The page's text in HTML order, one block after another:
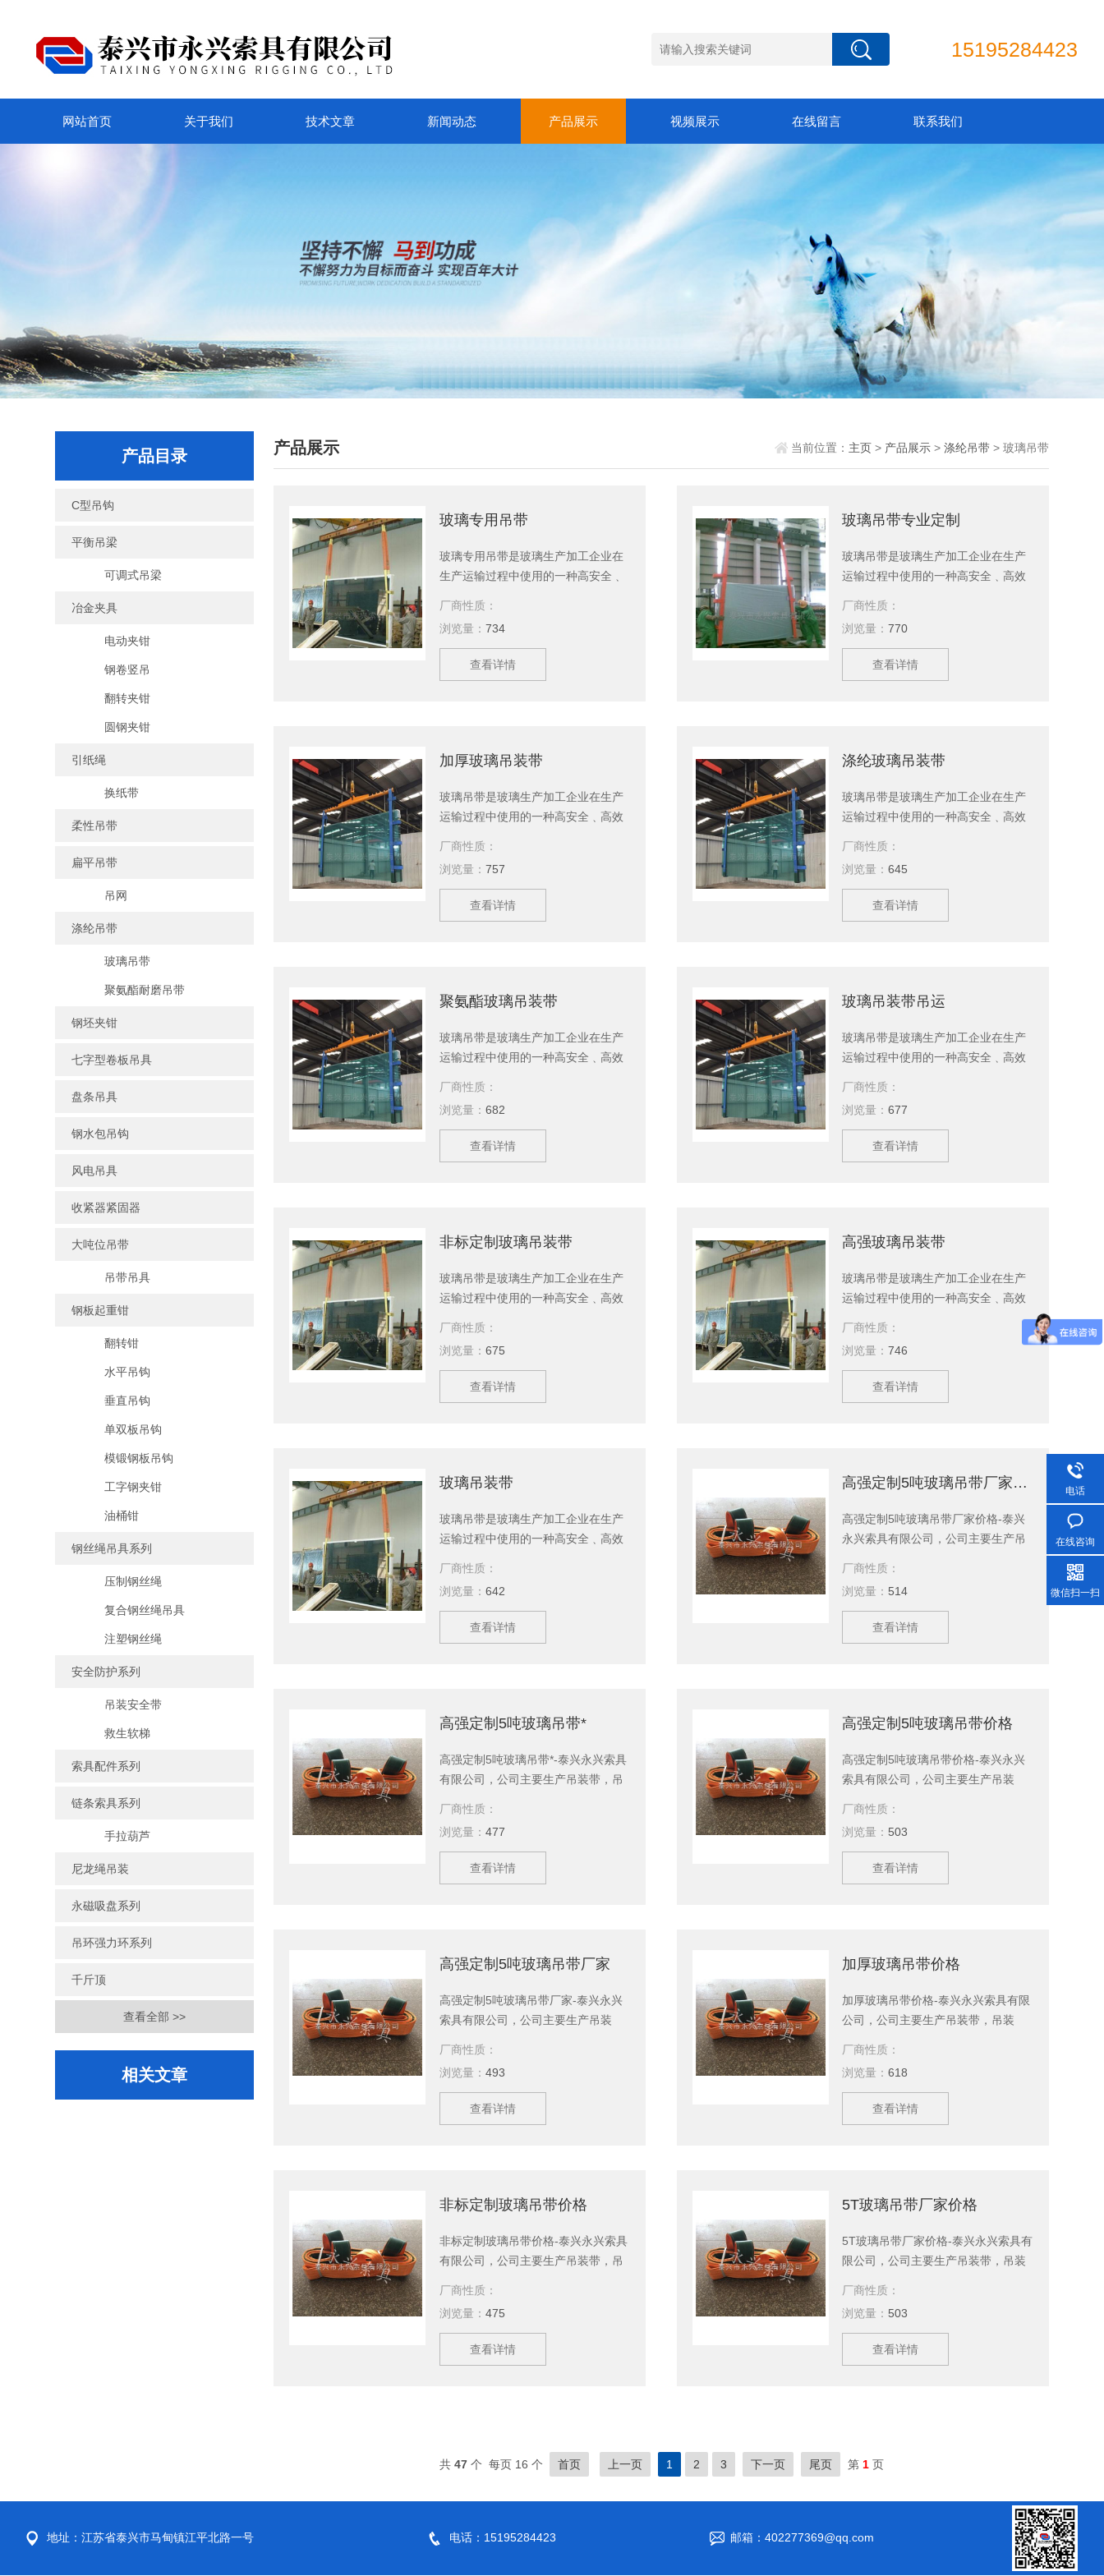
15195284423
网站首页 关于我们 技术文章 新闻动态 产品展示 视频展示 在线留言 联系我们
产品目录
C型吊钩
平衡吊梁
可调式吊梁
冶金夹具
电动夹钳
钢卷竖吊
翻转夹钳
圆钢夹钳
引纸绳
换纸带
柔性吊带
扁平吊带
吊网
涤纶吊带
玻璃吊带
聚氨酯耐磨吊带
钢坯夹钳
七字型卷板吊具
盘条吊具
钢水包吊钩
风电吊具
收紧器紧固器
大吨位吊带
吊带吊具
钢板起重钳
翻转钳
水平吊钩
垂直吊钩
单双板吊钩
模锻钢板吊钩
工字钢夹钳
油桶钳
钢丝绳吊具系列
压制钢丝绳
复合钢丝绳吊具
注塑钢丝绳
安全防护系列
吊装安全带
救生软梯
索具配件系列
链条索具系列
手拉葫芦
尼龙绳吊装
永磁吸盘系列
吊环强力环系列
千斤顶
查看全部 >>
相关文章
产品展示 当前位置： 主页> 产品展示> 涤纶吊带 > 玻璃吊带
玻璃专用吊带
玻璃专用吊带是玻璃生产加工企业在
生产运输过程中使用的一种高安全﹑
品，特别是面积大、体积重的玻璃，
安全是首要问题。吊带采用一套规范
兴永兴索具有限公司主要生产玻璃吊
系列，上百种产品，等您来选购。
厂商性质：
浏览量： 734
查看详情
玻璃吊带专业定制
玻璃吊带是玻璃生产加工企业在生产
运输过程中使用的一种高安全﹑高效
特别是面积大、体积重的玻璃，安全
是首要问题。玻璃吊带采用一套规范
兴永兴索具有限公司主要生产玻璃吊
几大系列，上百种产品，等您来选
厂商性质：
浏览量：770
查看详情
加厚玻璃吊装带
玻璃吊带是玻璃生产加工企业在生产
运输过程中使用的一种高安全﹑高效
特别是面积大、体积重的玻璃，安全
是首要问题。玻璃吊带采用一套规范
兴永兴索具有限公司主要生产加厚玻
大系列，上百种产品，等您来选购。
厂商性质：
浏览量： 757
查看详情
涤纶玻璃吊装带
玻璃吊带是玻璃生产加工企业在生产
运输过程中使用的一种高安全﹑高效
特别是面积大、体积重的玻璃，安全
是首要问题。玻璃吊带采用一套规范
兴永兴索具有限公司主要生产涤纶玻
大系列，上百种产品，等您来选购。
厂商性质：
浏览量：645
查看详情
聚氨酯玻璃吊装带
玻璃吊带是玻璃生产加工企业在生产
运输过程中使用的一种高安全﹑高效
特别是面积大、体积重的玻璃，安全
是首要问题。玻璃吊带采用一套规范
兴永兴索具有限公司主要生产聚氨酯
几大系列，上百种产品，等您来选
厂商性质：
浏览量： 682
查看详情
玻璃吊装带吊运
玻璃吊带是玻璃生产加工企业在生产
运输过程中使用的一种高安全﹑高效
特别是面积大、体积重的玻璃，安全
是首要问题。玻璃吊带采用一套规范
兴永兴索具有限公司主要生产玻璃吊
大系列，上百种产品，等您来选购。
厂商性质：
浏览量：677
查看详情
非标定制玻璃吊装带
玻璃吊带是玻璃生产加工企业在生产
运输过程中使用的一种高安全﹑高效
特别是面积大、体积重的玻璃，安全
是首要问题。玻璃吊带采用一套规范
兴永兴索具有限公司主要生产非标定
带等几大系列，上百种产品，等您来
厂商性质：
浏览量： 675
查看详情
高强玻璃吊装带
玻璃吊带是玻璃生产加工企业在生产
运输过程中使用的一种高安全﹑高效
率吊运玻璃的工具。玻璃为易碎品，
特别是面积大、体积重的玻璃，安全
是首要问题。玻璃吊带采用一套规范
兴永兴索具有限公司主要生产高强玻
大系列，上百种产品，等您来选购。
厂商性质：
浏览量：746
查看详情
玻璃吊装带
玻璃吊带是玻璃生产加工企业在生产
运输过程中使用的一种高安全﹑高效
特别是面积大、体积重的玻璃，安全
是首要问题。玻璃吊带采用一套规范
兴永兴索具有限公司主要生产玻璃吊
系列，上百种产品，等您来选购。
厂商性质：
浏览量： 642
查看详情
高强定制5吨玻璃吊带厂家价格
高强定制5吨玻璃吊带厂家价格-泰兴
永兴索具有限公司，公司主要生产吊
起重链条成套索具，钢丝绳，软梯，
索具配件，安全带等几大系列，上百
户、来函洽谈订购！
厂商性质：
浏览量： 514
查看详情
高强定制5吨玻璃吊带*
高强定制5吨玻璃吊带*-泰兴永兴索具
有限公司，公司主要生产吊装带，吊
成套索具，钢丝绳，软梯，索具配
件，安全带等几大系列，上百种产
函洽谈订购！
厂商性质：
浏览量： 477
查看详情
高强定制5吨玻璃吊带价格
高强定制5吨玻璃吊带价格-泰兴永兴
索具有限公司，公司主要生产吊装
重链条成套索具，钢丝绳，软梯，索
具配件，安全带等几大系列，上百种
来函洽谈订购！
厂商性质：
浏览量： 503
查看详情
高强定制5吨玻璃吊带厂家
高强定制5吨玻璃吊带厂家-泰兴永兴
索具有限公司，公司主要生产吊装
重链条成套索具，钢丝绳，软梯，索
具配件，安全带等几大系列，上百种
来函洽谈订购！
厂商性质：
浏览量： 493
查看详情
加厚玻璃吊带价格
加厚玻璃吊带价格-泰兴永兴索具有限
公司，公司主要生产吊装带，吊装
套索具，钢丝绳，软梯，索具配件，
安全带等几大系列，上百种产品，等
厂商性质：
浏览量：618
查看详情
非标定制玻璃吊带价格
非标定制玻璃吊带价格-泰兴永兴索具
有限公司，公司主要生产吊装带，吊
成套索具，钢丝绳，软梯，索具配
件，安全带等几大系列，上百种产
函洽谈订购！
厂商性质：
浏览量： 475
查看详情
5T玻璃吊带厂家价格
5T玻璃吊带厂家价格-泰兴永兴索具有
限公司，公司主要生产吊装带，吊装
套索具，钢丝绳，软梯，索具配件，
安全带等几大系列，上百种产品，等
厂商性质：
浏览量： 503
查看详情
共 47个 每页 16 个 首页 上一页 1 2 3 下一页 尾页 第 1页
地址：江苏省泰兴市马甸镇江平北路一号 电话：15195284423 邮箱：402277369@qq.com
电话
在线咨询
微信扫一扫